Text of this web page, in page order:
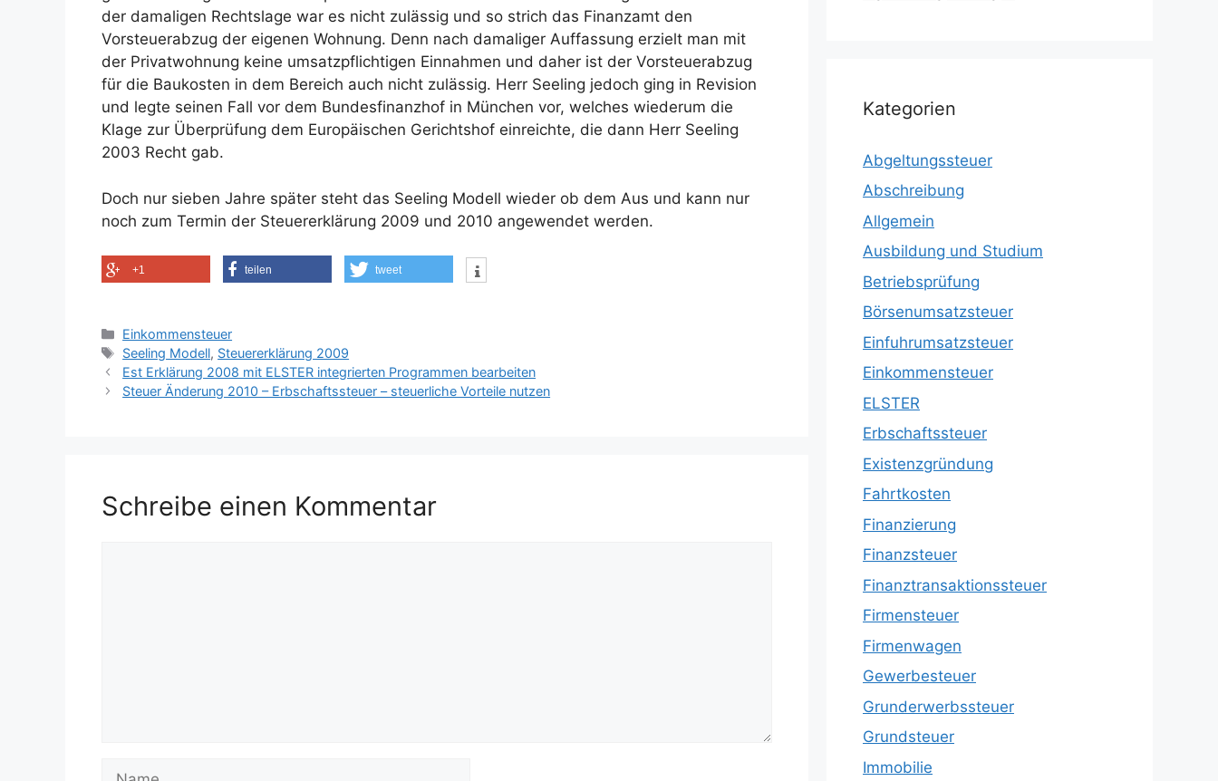
der damaligen Rechtslage war es nicht zulässig und so strich das Finanzamt den
Vorsteuerabzug der eigenen Wohnung. Denn nach damaliger Auffassung erzielt man mit
der Privatwohnung keine umsatzpflichtigen Einnahmen und daher ist der Vorsteuerabzug
für die Baukosten in dem Bereich auch nicht zulässig. Herr Seeling jedoch ging in Revision
und legte seinen Fall vor dem Bundesfinanzhof in München vor, welches wiederum die
Klage zur Überprüfung dem Europäischen Gerichtshof einreichte, die dann Herr Seeling
2003 Recht gab.
Doch nur sieben Jahre später steht das Seeling Modell wieder ob dem Aus und kann nur
noch zum Termin der Steuererklärung 2009 und 2010 angewendet werden.
+1 teilen tweet
Kategorien
Einkommensteuer
Schlagwörter
Seeling Modell, Steuererklärung 2009
Est Erklärung 2008 mit ELSTER integrierten Programmen bearbeiten
Steuer Änderung 2010 – Erbschaftssteuer – steuerliche Vorteile nutzen
Schreibe einen Kommentar
Name
Kategorien
Abgeltungssteuer
Abschreibung
Allgemein
Ausbildung und Studium
Betriebsprüfung
Börsenumsatzsteuer
Einfuhrumsatzsteuer
Einkommensteuer
ELSTER
Erbschaftssteuer
Existenzgründung
Fahrtkosten
Finanzierung
Finanzsteuer
Finanztransaktionssteuer
Firmensteuer
Firmenwagen
Gewerbesteuer
Grunderwerbssteuer
Grundsteuer
Immobilie